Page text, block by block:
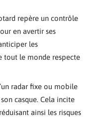
repère un contrôle
en avertir ses
les
tout le monde respecte
radar fixe ou mobile
casque. Cela incite
ainsi les risques